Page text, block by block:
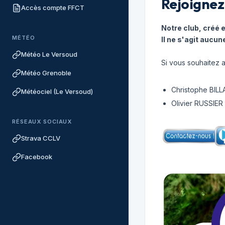
Accès compte FFCT
MÉTÉO
Météo Le Versoud
Météo Grenoble
Météociel (Le Versoud)
RÉSEAUX SOCIAUX
Strava CCLV
Facebook
Notre club, créé
Il ne s'agit
Si vous souhaitez
Christophe
Olivier